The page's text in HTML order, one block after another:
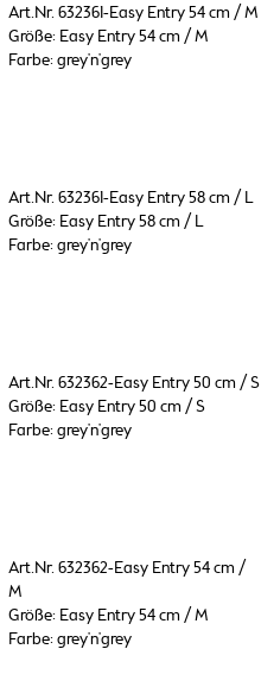
Art.Nr. 632361-Easy Entry 54 cm / M
Größe: Easy Entry 54 cm / M
Farbe: grey'n'grey
Art.Nr. 632361-Easy Entry 58 cm / L
Größe: Easy Entry 58 cm / L
Farbe: grey'n'grey
Art.Nr. 632362-Easy Entry 50 cm / S
Größe: Easy Entry 50 cm / S
Farbe: grey'n'grey
Art.Nr. 632362-Easy Entry 54 cm /
M
Größe: Easy Entry 54 cm / M
Farbe: grey'n'grey